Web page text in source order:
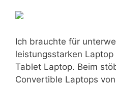
Ich brauchte für
leistungsstarken
Tablet Laptop. Beim
Convertible Laptops